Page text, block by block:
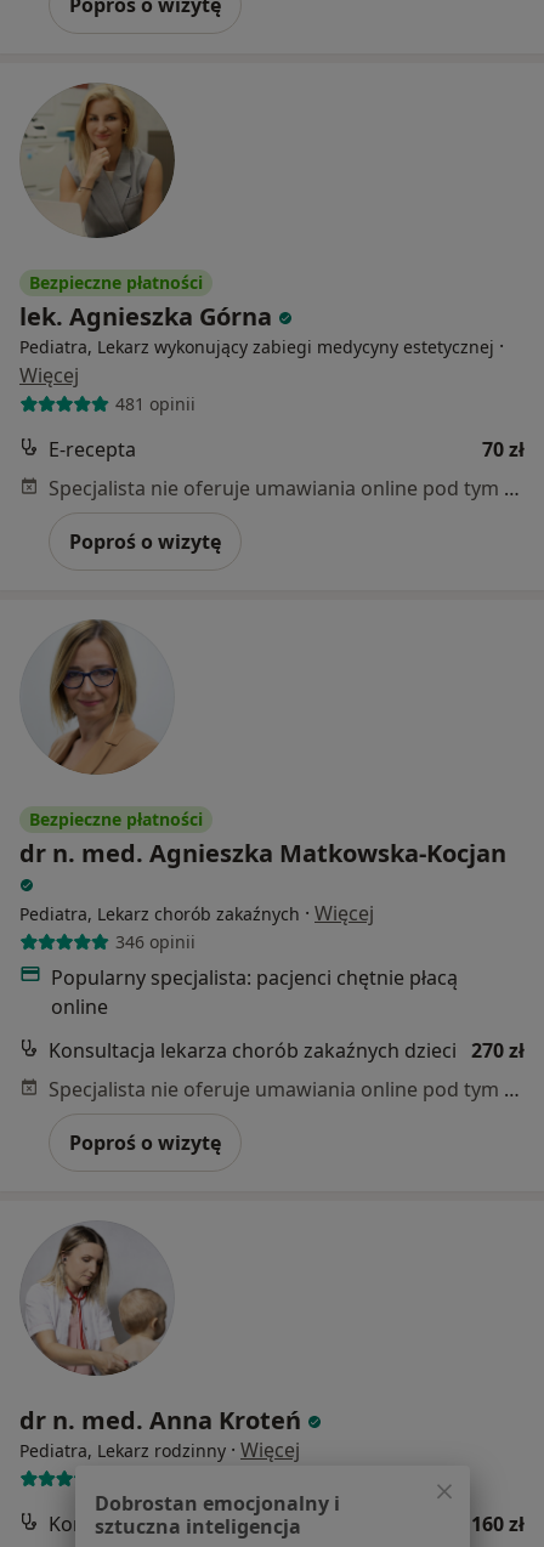
Bezpieczne płatności
lek. Agnieszka Górna
Pediatra, Lekarz wykonujący zabiegi medycyny estetycznej ·
Więcej
481 opinii
E-recepta
70 zł
Specjalista nie oferuje umawiania online pod tym adresem.
Poproś o wizytę
Bezpieczne płatności
dr n. med. Agnieszka Matkowska-Kocjan
Pediatra, Lekarz chorób zakaźnych · Więcej
346 opinii
Popularny specjalista: pacjenci chętnie płacą
online
Konsultacja lekarza chorób zakaźnych dzieci 270 zł
Specjalista nie oferuje umawiania online pod tym adresem.
Poproś o wizytę
dr n. med. Anna Kroteń
Pediatra, Lekarz rodzinny · Więcej
Konsultacja pediatryczna
160 zł
Dobrostan emocjonalny i
sztuczna inteligencja